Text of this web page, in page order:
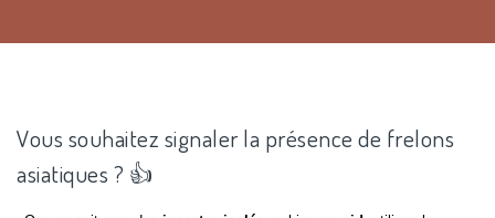
Vous souhaitez signaler la présence de frelons
asiatiques ? 👍